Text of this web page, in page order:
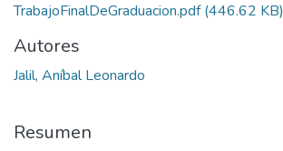
TrabajoFinalDeGraduacion.pdf(446.62 KB)
Autores
Jalil, Aníbal Leonardo
Resumen